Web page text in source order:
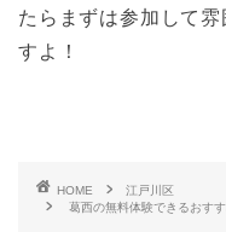
たらまずは参加して
すよ！
HOME
江戸川区
葛西の無料体験できるおす